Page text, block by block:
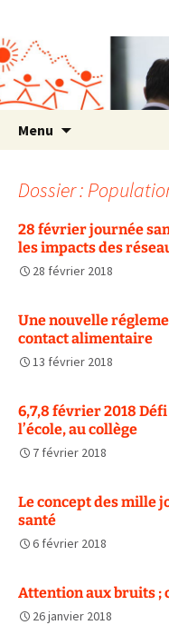
Rhône Alpes
Un environnement sain
la santé de tous
Menu
Dossier :
28 février journée
les impacts des
28 février 2018
Une nouvelle
contact alimentaire
13 février 2018
6,7,8 février 2018
l’école, au collège
7 février 2018
Le concept des mille
santé
6 février 2018
Attention aux bruits ;
26 janvier 2018